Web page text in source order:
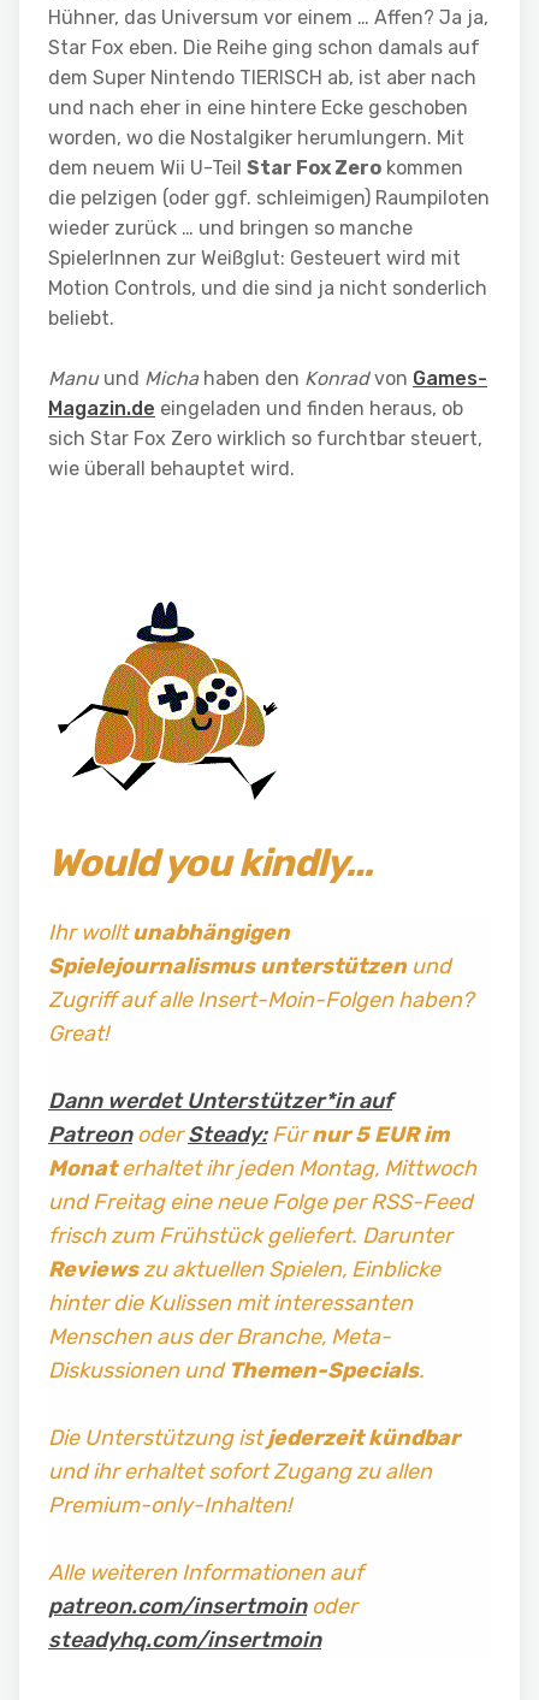
Hühner, das Universum vor einem … Affen? Ja ja,
Star Fox eben. Die Reihe ging schon damals auf
dem Super Nintendo TIERISCH ab, ist aber nach
und nach eher in eine hintere Ecke geschoben
worden, wo die Nostalgiker herumlungern. Mit
dem neuem Wii U-Teil Star Fox Zero kommen
die pelzigen (oder ggf. schleimigen) Raumpiloten
wieder zurück … und bringen so manche
SpielerInnen zur Weißglut: Gesteuert wird mit
Motion Controls, und die sind ja nicht sonderlich
beliebt.
Manuund Michahaben den Konradvon Games-
Magazin.de eingeladen und finden heraus, ob
sich Star Fox Zero wirklich so furchtbar steuert,
wie überall behauptet wird.
Would you kindly…
Ihr wolltunabhängigen
Spielejournalismus unterstützenund
Zugriff auf alle Insert-Moin-Folgen haben?
Great!
Dann werdet Unterstützer*in auf
PatreonoderSteady:Fürnur 5 EUR im
Monaterhaltet ihr jeden Montag, Mittwoch
und Freitag eine neue Folge per RSS-Feed
frisch zum Frühstück geliefert. Darunter
Reviewszu aktuellen Spielen, Einblicke
hinter die Kulissen mit interessanten
Menschen aus der Branche, Meta-
Diskussionen und Themen-Specials.
Die Unterstützung istjederzeit kündbar
und ihr erhaltet sofort Zugang zu allen
Premium-only-Inhalten!
Alle weiteren Informationen auf
patreon.com/insertmoinoder
steadyhq.com/insertmoin